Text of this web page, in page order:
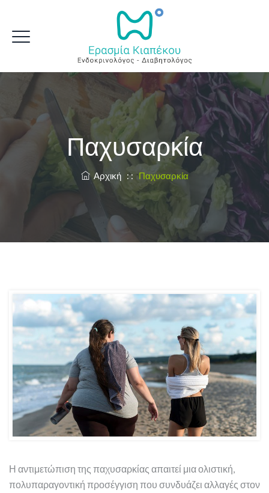
Παχυσαρκία
Αρχική: :Παχυσαρκία
Η αντιμετώπιση της παχυσαρκίας απαιτεί μια ολιστική,
πολυπαραγοντική προσέγγιση που συνδυάζει αλλαγές στον